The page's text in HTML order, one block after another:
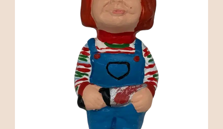
com la tradició catalana del caganer. Ja sigui
que estiguis buscant un tribut a la teva
pel·lícula favorita o simplement vulguis enriquir
la teva col·lecció amb figures que capturen la
màgia del cinema, els nostres caganers de
cinema són l'opció ideal. Explora aquesta
categoria i troba el caganer perfecte que
combini el teu amor pel cinema amb l'humor i
la tradició.